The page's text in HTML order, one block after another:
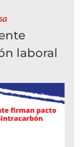
laboral